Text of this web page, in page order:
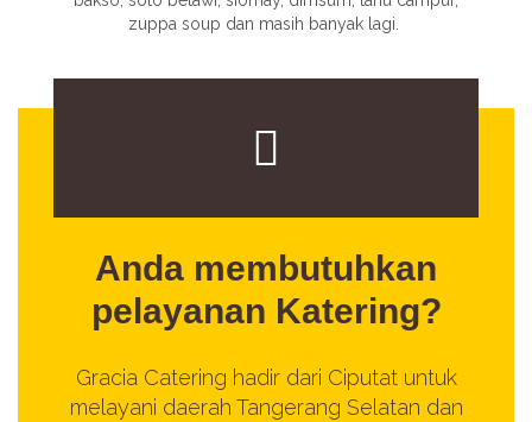
zuppa soup dan masih banyak lagi.
Anda membutuhkan
pelayanan Katering?
Gracia Catering hadir dari Ciputat untuk
melayani daerah Tangerang Selatan dan